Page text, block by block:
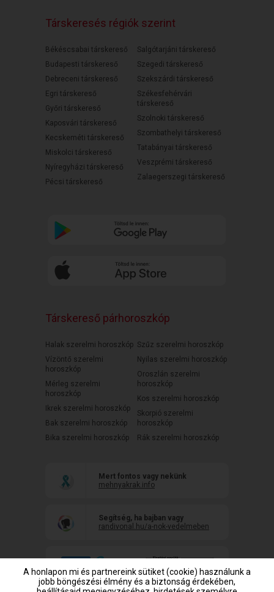
Társkeresés régiók szerint
Békéscsabai társkereső
Budapesti társkereső
Debreceni társkereső
Egri társkereső
Győri társkereső
Kaposvári társkereső
Kecskeméti társkereső
Miskolci társkereső
Nyíregyházi társkereső
Pécsi társkereső
Salgótarjáni társkereső
Szegedi társkereső
Szekszárdi társkereső
Székesfehérvári
társkereső
Szolnoki társkereső
Szombathelyi társkereső
Tatabányai társkereső
Veszprémi társkereső
Zalaegerszegi társkereső
Társkereső párhoroszkóp
Halak szerelmi horoszkóp
Vízöntő szerelmi
horoszkóp
Mérleg szerelmi
horoszkóp
Ikrek szerelmi horoszkóp
Bak szerelmi horoszkóp
Bika szerelmi horoszkóp
Szűz szerelmi horoszkóp
Nyilas szerelmi horoszkóp
Oroszlán szerelmi
horoszkóp
Kos szerelmi horoszkóp
Skorpió szerelmi
horoszkóp
Rák szerelmi horoszkóp
Mert fontos vagy nekünk
mehnyakrak.info
Segítség, ha bajban vagy
randivonal.hu/a-nok-vedelmeben
A honlapon mi és partnereink sütiket (cookie) használunk a
jobb böngészési élmény és a biztonság érdekében,